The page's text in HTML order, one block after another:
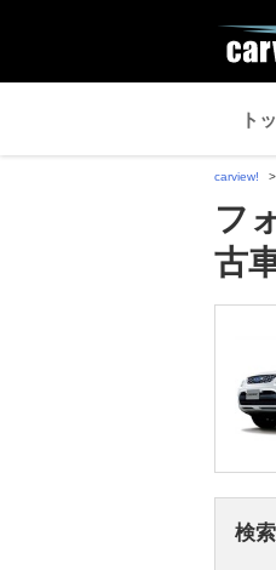
ト
carview!
フ
古
検